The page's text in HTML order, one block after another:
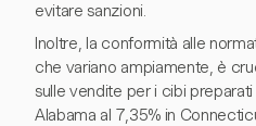
evitare sanzioni.
Inoltre, la conformità alle
che variano ampiamente, è
sulle vendite per i cibi
Alabama al 7,35% in